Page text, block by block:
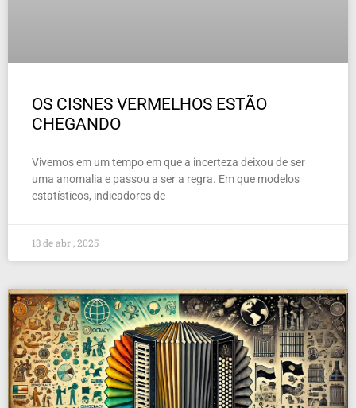
OS CISNES VERMELHOS ESTÃO
CHEGANDO
Vivemos em um tempo em que a incerteza deixou de ser
uma anomalia e passou a ser a regra. Em que modelos
estatísticos, indicadores de
13 de abr , 2025